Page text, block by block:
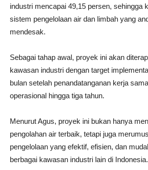
industri mencapai 49,15 persen, sehingga
sistem pengelolaan air dan limbah yang
mendesak.
Sebagai tahap awal, proyek ini akan
kawasan industri dengan target
bulan setelah penandatanganan kerja
operasional hingga tiga tahun.
Menurut Agus, proyek ini bukan hanya
pengolahan air terbaik, tetapi juga
pengelolaan yang efektif, efisien, dan
berbagai kawasan industri lain di Indonesia.